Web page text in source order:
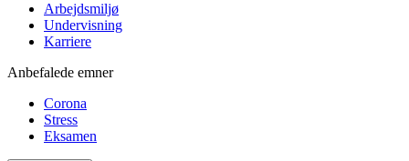
Arbejdsmiljø
Undervisning
Karriere
Anbefalede emner
Corona
Stress
Eksamen